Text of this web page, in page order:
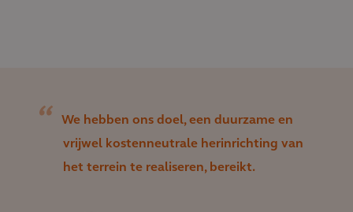
We hebben ons doel, een duurzame en
vrijwel kostenneutrale herinrichting van
het terrein te realiseren, bereikt.